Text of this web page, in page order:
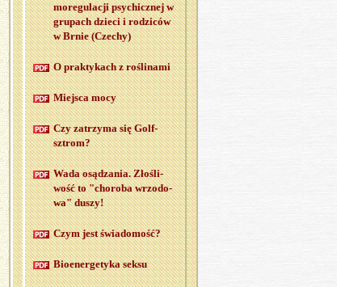
mo­re­gu­la­cji psy­chicz­nej w
gru­pach dzie­ci i ro­dzi­ców
w Brnie (Cze­chy)
O prak­ty­kach z ro­śli­na­mi
Miej­sca mocy
Czy za­trzy­ma się Golf­
sztrom?
Wada osą­dza­nia. Zło­śli­
wość to "cho­ro­ba wrzo­do­
wa" duszy!
Czym jest świa­do­mość?
Bio­ener­ge­ty­ka seksu